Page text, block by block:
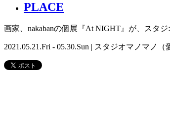
PLACE
画家、nakabanの個展『At NIGHT』が、スタ
2021.05.21.Fri - 05.30.Sun | スタジオマノマノ（